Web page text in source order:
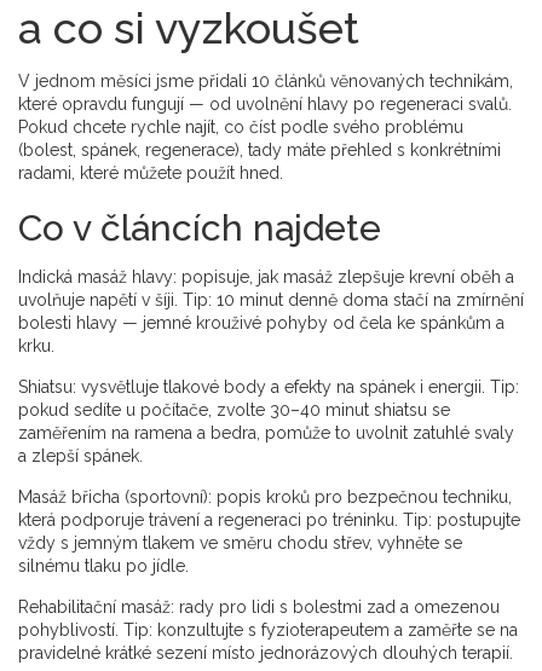
a co si vyzkoušet
V jednom měsíci jsme přidali 10 článků věnovaných technikám,
které opravdu fungují — od uvolnění hlavy po regeneraci svalů.
Pokud chcete rychle najít, co číst podle svého problému
(bolest, spánek, regenerace), tady máte přehled s konkrétními
radami, které můžete použít hned.
Co v článcích najdete
Indická masáž hlavy: popisuje, jak masáž zlepšuje krevní oběh a
uvolňuje napětí v šíji. Tip: 10 minut denně doma stačí na zmírnění
bolesti hlavy — jemné krouživé pohyby od čela ke spánkům a
krku.
Shiatsu: vysvětluje tlakové body a efekty na spánek i energii. Tip:
pokud sedíte u počítače, zvolte 30–40 minut shiatsu se
zaměřením na ramena a bedra, pomůže to uvolnit zatuhlé svaly
a zlepší spánek.
Masáž břicha (sportovní): popis kroků pro bezpečnou techniku,
která podporuje trávení a regeneraci po tréninku. Tip: postupujte
vždy s jemným tlakem ve směru chodu střev, vyhněte se
silnému tlaku po jídle.
Rehabilitační masáž: rady pro lidi s bolestmi zad a omezenou
pohyblivostí. Tip: konzultujte s fyzioterapeutem a zaměřte se na
pravidelné krátké sezení místo jednorázových dlouhých terapií.